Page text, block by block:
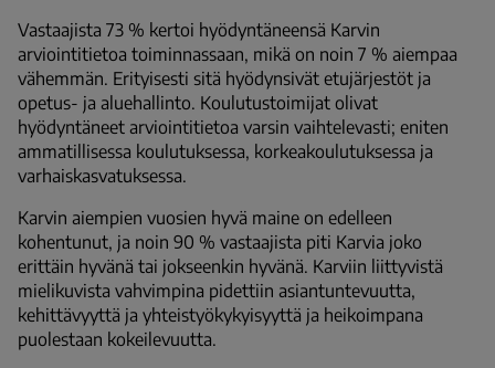
Vastaajista 73 % kertoi hyödyntäneensä Karvin
arviointitietoa toiminnassaan, mikä on noin 7 % aiempaa
vähemmän. Erityisesti sitä hyödynsivät etujärjestöt ja
opetus- ja aluehallinto. Koulutustoimijat olivat
hyödyntäneet arviointitietoa varsin vaihtelevasti; eniten
ammatillisessa koulutuksessa, korkeakoulutuksessa ja
varhaiskasvatuksessa.
Karvin aiempien vuosien hyvä maine on edelleen
kohentunut, ja noin 90 % vastaajista piti Karvia joko
erittäin hyvänä tai jokseenkin hyvänä. Karviin liittyvistä
mielikuvista vahvimpina pidettiin asiantuntevuutta,
kehittävyyttä ja yhteistyökykyisyyttä ja heikoimpana
puolestaan kokeilevuutta.